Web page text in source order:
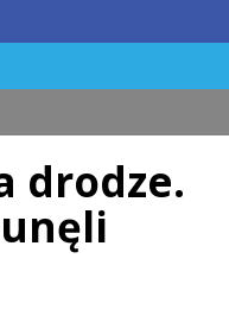
drodze.